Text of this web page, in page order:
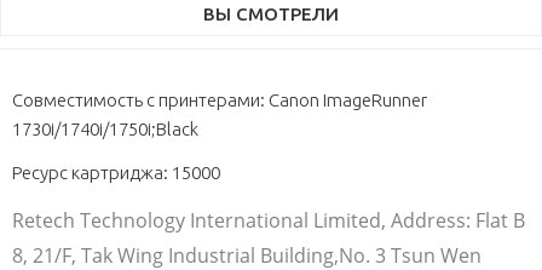
ВЫ СМОТРЕЛИ
Совместимость с принтерами: Canon ImageRunner
1730i/1740i/1750i;Black
Ресурс картриджа: 15000
Retech Technology International Limited, Address: Flat B
8, 21/F, Tak Wing Industrial Building,No. 3 Tsun Wen